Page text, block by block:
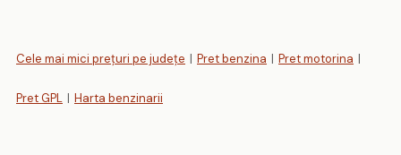
Cele mai mici prețuri pe județe | Pret benzina | Pret motorina |
Pret GPL | Harta benzinarii